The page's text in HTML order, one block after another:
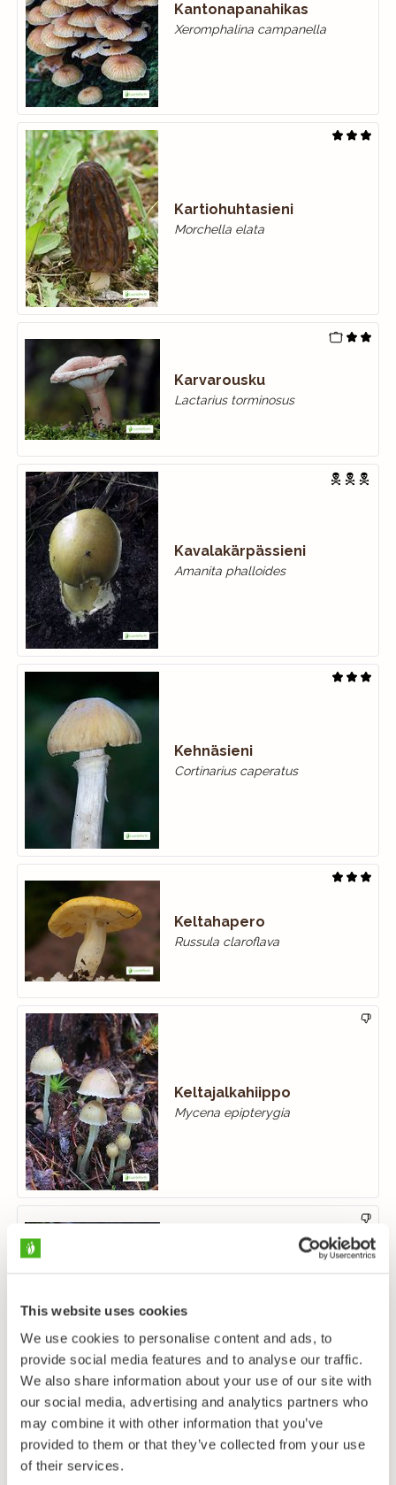
This website uses cookies
We use cookies to personalise content and ads, to
provide social media features and to analyse our traffic.
We also share information about your use of our site with
our social media, advertising and analytics partners who
may combine it with other information that you’ve
provided to them or that they’ve collected from your use
of their services.
Kantonapanahikas
Xeromphalina campanella
Kartiohuhtasieni
Morchella elata
Karvarousku
Lactarius torminosus
Kavalakärpässieni
Amanita phalloides
Kehnäsieni
Cortinarius caperatus
Keltahapero
Russula claroflava
Keltajalkahiippo
Mycena epipterygia
Keltarousku
Lactarius repraesentaneus